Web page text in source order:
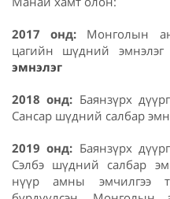
2017 онд: Монголын
цагийн шүдний
эмнэлэг
2018 онд: Баянзүрх
Сансар шүдний салбар
2019 онд: Баянзүрх
Сэлбэ шүдний салбар
нүүр амны эмчилгээ